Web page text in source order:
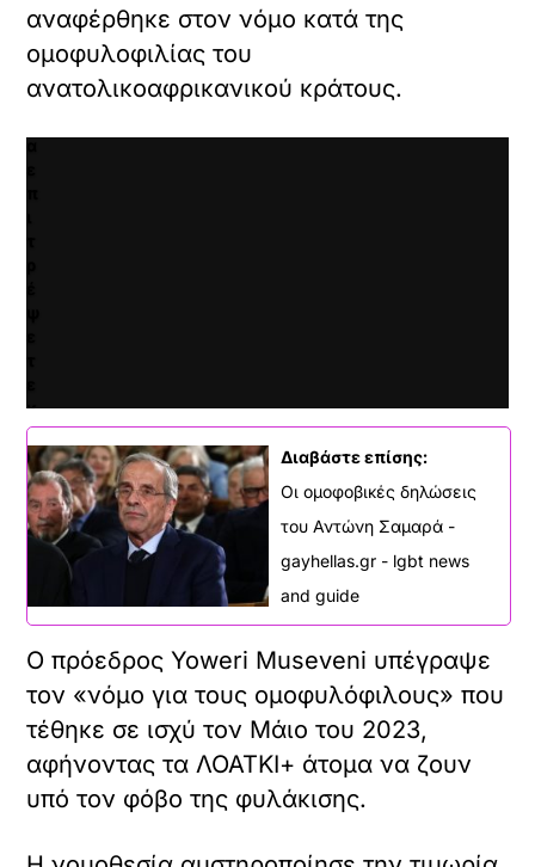
αναφέρθηκε στον νόμο κατά της
ομοφυλοφιλίας του
ανατολικοαφρικανικού κράτους.
κ
γ
α
κ
α
ι
ν
α
φ
ώ
σ
ε
τ
α
υ
τ
ό
ο
Διαβάστε επίσης:
Οι ομοφοβικές δηλώσεις
του Αντώνη Σαμαρά -
gayhellas.gr - lgbt news
and guide
Ο πρόεδρος Yoweri Museveni υπέγραψε
τον «νόμο για τους ομοφυλόφιλους» που
τέθηκε σε ισχύ τον Μάιο του 2023,
αφήνοντας τα ΛΟΑΤΚΙ+ άτομα να ζουν
υπό τον φόβο της φυλάκισης.